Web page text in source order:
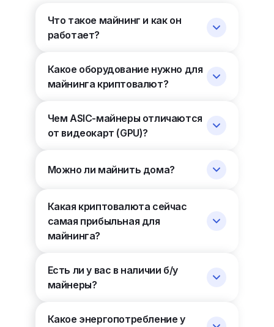
Что такое майнинг и как он
работает?
Какое оборудование нужно для
майнинга криптовалют?
Чем ASIC-майнеры отличаются
от видеокарт (GPU)?
Можно ли майнить дома?
Какая криптовалюта сейчас
самая прибыльная для
майнинга?
Есть ли у вас в наличии б/у
майнеры?
Какое энергопотребление у